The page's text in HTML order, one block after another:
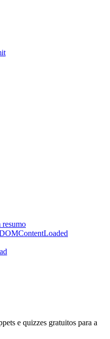
resumo
e quizzes gratuitos para a